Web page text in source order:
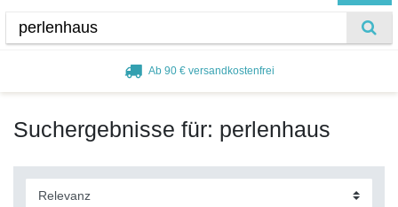
Ab 90 € versandkostenfrei
Suchergebnisse für: perlenhaus